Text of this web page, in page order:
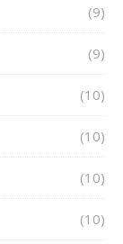
(9)
(9)
(10)
(10)
(10)
(10)